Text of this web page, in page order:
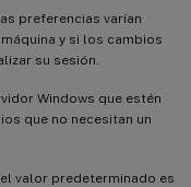
preferencias varían
y si los cambios
su sesión.
Windows que estén
que no necesitan un
valor predeterminado es